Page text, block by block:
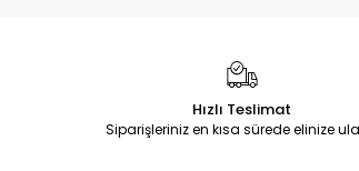
Hızlı Teslimat
Siparişleriniz en kısa sürede elinize